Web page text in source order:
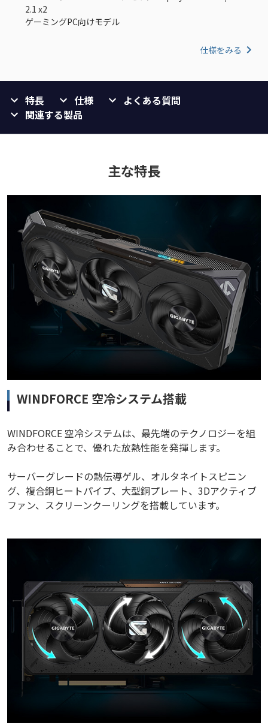
2.1 x2
ゲーミングPC向けモデル
仕様をみる
特長 仕様
よくある質問
関連する製品
主な特長
WINDFORCE 空冷システム搭載
WINDFORCE 空冷システムは、最先端のテクノロジーを組
み合わせることで、優れた放熱性能を発揮します。
サーバーグレードの熱伝導ゲル、オルタネイトスピニン
グ、複合銅ヒートパイプ、大型銅プレート、3Dアクティブ
ファン、スクリーンクーリングを搭載しています。